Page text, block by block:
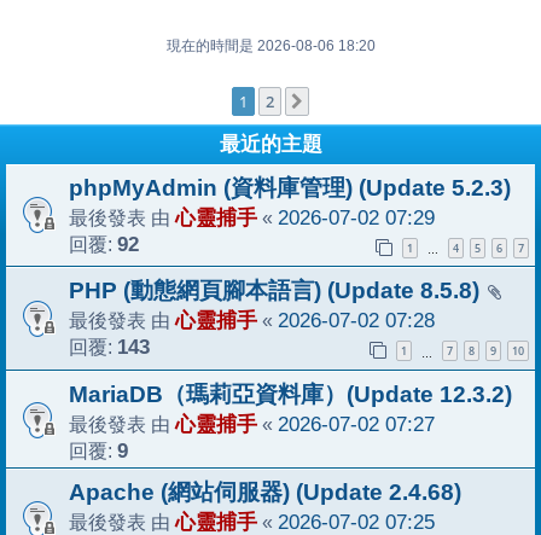
現在的時間是 2026-08-06 18:20
1 2
最近的主題
phpMyAdmin (資料庫管理) (Update 5.2.3)
最後發表 由心靈捕手 « 2026-07-02 07:29
回覆: 92 1 … 4 5 6 7
PHP (動態網頁腳本語言) (Update 8.5.8)
最後發表 由心靈捕手 « 2026-07-02 07:28
回覆: 143 1 7 8 9 10
MariaDB（瑪莉亞資料庫）(Update 12.3.2)
最後發表 由心靈捕手 « 2026-07-02 07:27
回覆: 9
Apache (網站伺服器) (Update 2.4.68)
最後發表 由心靈捕手 « 2026-07-02 07:25